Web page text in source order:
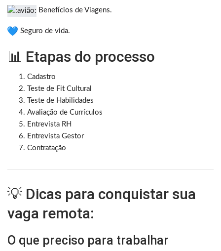
Benefícios de Viagens.
Seguro de vida.
📊 Etapas do processo
Cadastro
Teste de Fit Cultural
Teste de Habilidades
Avaliação de Currículos
Entrevista RH
Entrevista Gestor
Contratação
💡 Dicas para conquistar sua
vaga remota:
O que preciso para trabalhar